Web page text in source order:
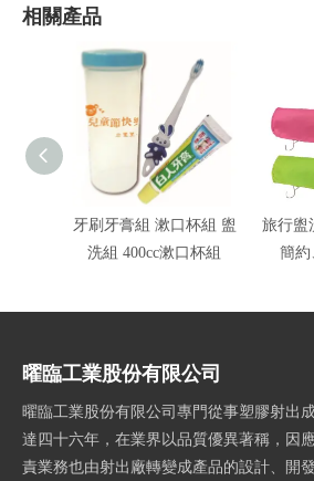
相關產品
牙刷牙膏組 漱口杯組 盥
洗組 400cc漱口杯組
旅行盥
簡約
曜臨工業股份有限公司
曜臨工業股份有限公司專門從事塑膠射出
達四十六年，在業界以品質優異著稱，因
責業務也由射出廠轉變成產品的設計、開發